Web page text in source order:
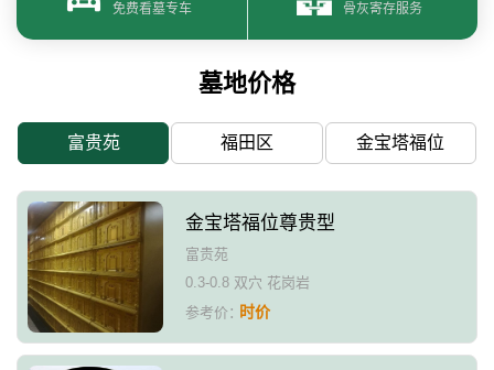
免费看墓专车 骨灰寄存服务
墓地价格
富贵苑 福田区 金宝塔福位
金宝塔福位尊贵型
富贵苑
0.3-0.8 双穴 花岗岩
参考价：时价